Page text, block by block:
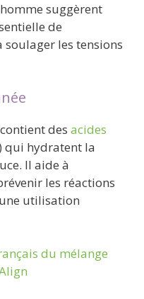
suggèrent
de
les tensions
des acides
qui hydratent la
Il aide à
les réactions
utilisation
du mélange